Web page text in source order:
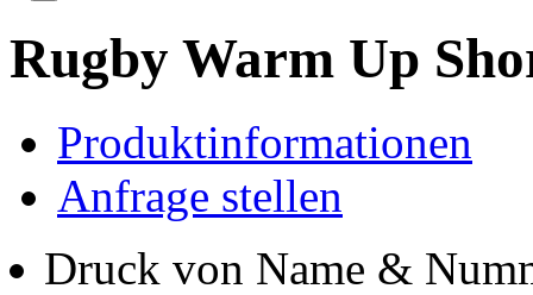
Rugby Warm Up
Produktinformationen
Anfrage stellen
Druck von Name &